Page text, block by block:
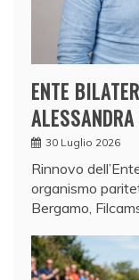
ENTE
30 Luglio 2026
Rinnovo
organismo
Bergamo,